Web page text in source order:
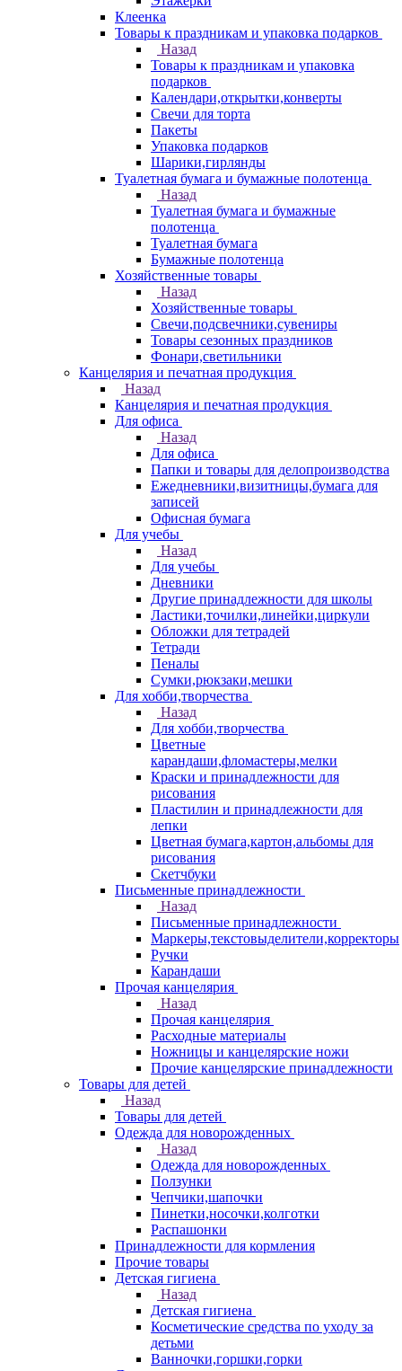
Клеенка
Товары к праздникам и упаковка подарков
Назад
Товары к праздникам и упаковка
подарков
Календари,открытки,конверты
Свечи для торта
Пакеты
Упаковка подарков
Шарики,гирлянды
Туалетная бумага и бумажные полотенца
Назад
Туалетная бумага и бумажные
полотенца
Туалетная бумага
Бумажные полотенца
Хозяйственные товары
Назад
Хозяйственные товары
Свечи,подсвечники,сувениры
Товары сезонных праздников
Фонари,светильники
Канцелярия и печатная продукция
Назад
Канцелярия и печатная продукция
Для офиса
Назад
Для офиса
Папки и товары для делопроизводства
Ежедневники,визитницы,бумага для
записей
Офисная бумага
Для учебы
Назад
Для учебы
Дневники
Другие принадлежности для школы
Ластики,точилки,линейки,циркули
Обложки для тетрадей
Тетради
Пеналы
Сумки,рюкзаки,мешки
Для хобби,творчества
Назад
Для хобби,творчества
Цветные
карандаши,фломастеры,мелки
Краски и принадлежности для
рисования
Пластилин и принадлежности для
лепки
Цветная бумага,картон,альбомы для
рисования
Скетчбуки
Письменные принадлежности
Назад
Письменные принадлежности
Маркеры,текстовыделители,корректоры
Ручки
Карандаши
Прочая канцелярия
Назад
Прочая канцелярия
Расходные материалы
Ножницы и канцелярские ножи
Прочие канцелярские принадлежности
Товары для детей
Назад
Товары для детей
Одежда для новорожденных
Назад
Одежда для новорожденных
Ползунки
Чепчики,шапочки
Пинетки,носочки,колготки
Распашонки
Принадлежности для кормления
Прочие товары
Детская гигиена
Назад
Детская гигиена
Косметические средства по уходу за
детьми
Ванночки,горшки,горки